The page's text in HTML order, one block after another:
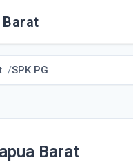
Barat
SPK PG
Barat